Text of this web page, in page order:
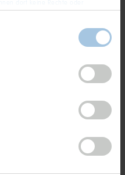
das Rechts, Ihre Einwilligung
Informationen zur Verarbeitung
Unser Impressum finden Sie
Snippet